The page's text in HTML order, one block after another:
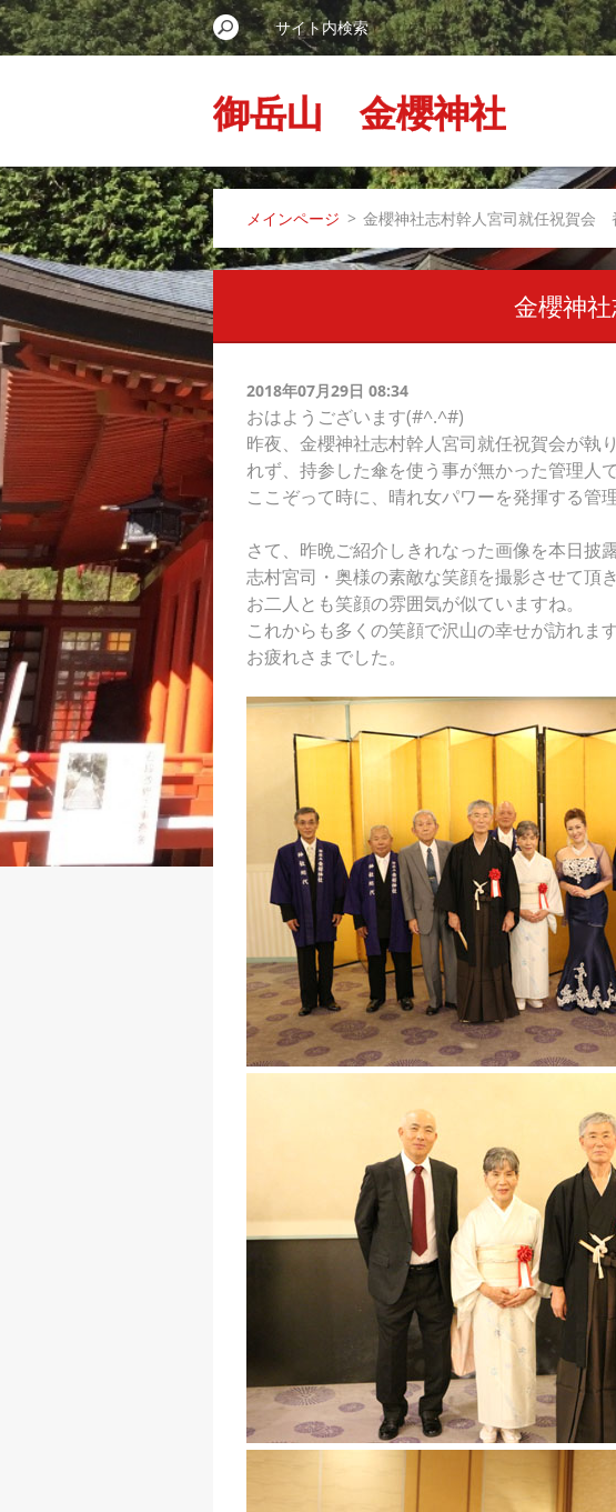
御岳山 金櫻神社
メインページ > 金櫻神社志村幹人宮司就任祝賀会
金櫻神
2018年07月29日 08:34
おはようございます(#^.^#)
昨夜、金櫻神社志村幹人宮司就任祝賀会が執
れず、持参した傘を使う事が無かった管理人で
ここぞって時に、晴れ女パワーを発揮する管
さて、昨晩ご紹介しきれなった画像を本日披
志村宮司・奥様の素敵な笑顔を撮影させて頂き
お二人とも笑顔の雰囲気が似ていますね。
これからも多くの笑顔で沢山の幸せが訪れます
お疲れさまでした。